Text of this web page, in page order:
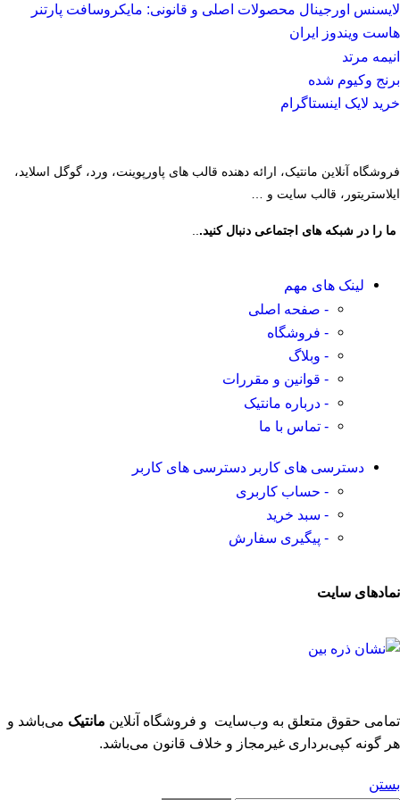
لایسنس اورجینال محصولات اصلی و قانونی: مایکروسافت پارتنر
هاست ویندوز ایران
انیمه مرتد
برنج وکیوم شده
خرید لایک اینستاگرام
فروشگاه آنلاین مانتیک، ارائه دهنده قالب های پاورپوینت، ورد، گوگل اسلاید،
ایلاستریتور، قالب سایت و …
ما را در شبکه های اجتماعی دنبال کنید...
لینک های مهم
- صفحه اصلی
- فروشگاه
- وبلاگ
- قوانین و مقررات
- درباره مانتیک
- تماس با ما
دسترسی های کاربر دسترسی های کاربر
- حساب کاربری
- سبد خرید
- پیگیری سفارش
نمادهای سایت
تمامی حقوق متعلق به وب‌سایت و فروشگاه‌ آنلاین مانتیک می‌باشد و
هر گونه کپی‌برداری غیرمجاز و خلاف قانون می‌باشد.
بستن